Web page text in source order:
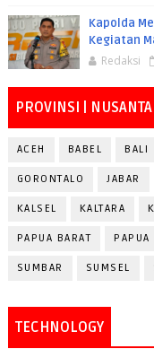
Kapolda
Kegiatan
Redaksi
PROVINSI |
ACEH BABEL BALI
GORONTALO JABAR
KALSEL KALTARA
PAPUA BARAT PAPUA
SUMBAR SUMSEL
TECHNOLOGY